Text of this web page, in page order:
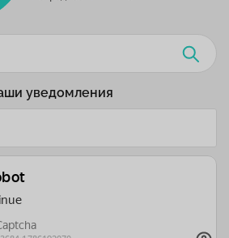
уведомления